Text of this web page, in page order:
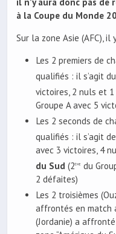
à la Coupe du Monde
Sur la zone Asie (AFC),
Les 2 premiers de
qualifiés : il s’agit
victoires, 2 nuls et
Groupe A avec 5
Les 2 seconds de
qualifiés : il s’agit de
avec 3 victoires, 4
du Sud (2ème du
2 défaites)
Les 2 troisièmes
affrontés en match
(Jordanie) a